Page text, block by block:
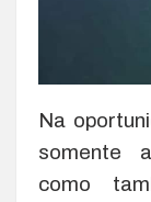
Na
somente
como